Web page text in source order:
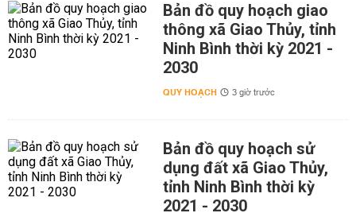
Bản đồ quy hoạch giao
thông xã Giao Thủy, tỉnh
Ninh Bình thời kỳ 2021 -
2030
QUY HOẠCH 3 giờ trước
Bản đồ quy hoạch sử
dụng đất xã Giao Thủy,
tỉnh Ninh Bình thời kỳ
2021 - 2030